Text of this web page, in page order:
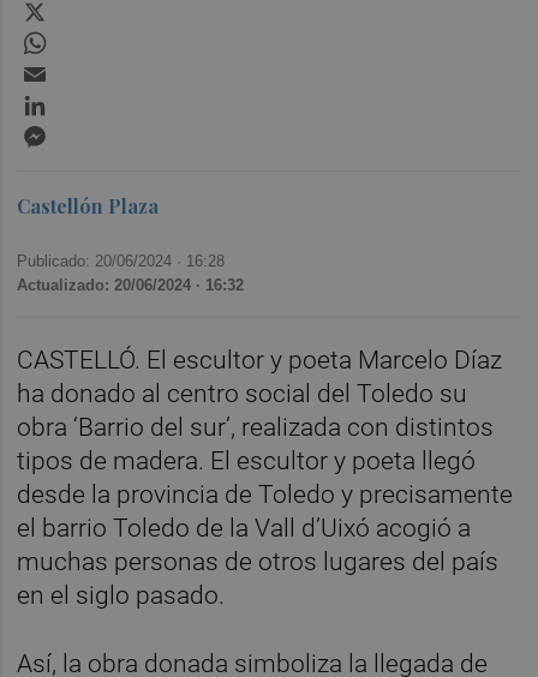
Castellón Plaza
Publicado: 20/06/2024 · 16:28
Actualizado: 20/06/2024 · 16:32
CASTELLÓ. El escultor y poeta Marcelo Díaz
ha donado al centro social del Toledo su
obra ‘Barrio del sur’, realizada con distintos
tipos de madera. El escultor y poeta llegó
desde la provincia de Toledo y precisamente
el barrio Toledo de la Vall d’Uixó acogió a
muchas personas de otros lugares del país
en el siglo pasado.
Así, la obra donada simboliza la llegada de